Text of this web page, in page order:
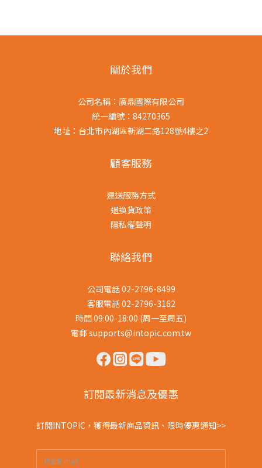
關於我們
公司名稱：廣鼎國際有限公司
統一編號：84270365
地址：台北市內湖區新湖二路128號4樓之2
顧客服務
運送服務方式
退換貨政策
隱私權聲明
聯絡我們
公司電話 02-2796-8499
客服電話 02-2796-3162
時間 09:00-18:00 (周一至周五)
電郵 supports@intopic.com.tw
訂閱最新消息及優惠
訂閱INTOPIC，獲得最新商品資訊、限時優惠通知>>